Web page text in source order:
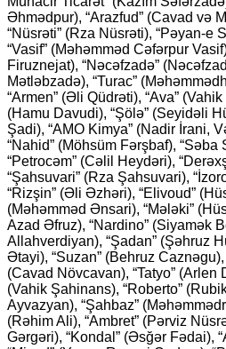
Əhmədpur), “Arazfud” (Cavad və
“Nüsrəti” (Rza Nüsrəti), “Pəyan-e
“Vasif” (Məhəmməd Cəfərpur
Firuznejat), “Nəcəfzadə”
Mətləbzadə), “Turac”
“Armen” (Əli Qüdrəti), “Ava”
(Hamu Davudi), “Şölə” (Seyidəli
Şadi), “AMO Kimya” (Nadir İrani,
“Nahid” (Möhsüm Fərşbaf), “Səba
“Petrocəm” (Cəlil Heydəri),
“Şahsuvari” (Rza Şahsuvari),
“Rizşin” (Əli Əzhəri), “Elivoud”
(Məhəmməd Ənsari), “Mələki”
Azad Əfruz), “Nardino” (Siyamək
Allahverdiyan), “Şadan” (Şəhruz
Ətayi), “Suzan” (Behruz Caznəgu),
(Cavad Növcavan), “Tatyo” (Arlen
(Vahik Şahinans), “Roberto”
Ayvazyan), “Şahbaz”
(Rəhim Ali), “Ambret” (Pərviz
Gərgəri), “Kondal” (Əsğər Fədai),